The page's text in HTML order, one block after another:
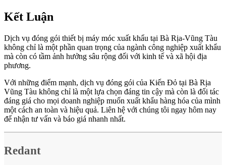
Kết Luận
Dịch vụ đóng gói thiết bị máy móc xuất khẩu tại Bà Rịa-Vũng Tàu
không chỉ là một phần quan trọng của ngành công nghiệp xuất khẩu
mà còn có tầm ảnh hưởng sâu rộng đối với kinh tế và xã hội địa
phương.
Với những điểm mạnh, dịch vụ đóng gói của Kiến Đỏ tại Bà Rịa
Vũng Tàu không chỉ là một lựa chọn đáng tin cậy mà còn là đối tác
đáng giá cho mọi doanh nghiệp muốn xuất khẩu hàng hóa của mình
một cách an toàn và hiệu quả. Liên hệ với chúng tôi ngay hôm nay
để nhận tư vấn và báo giá nhanh nhất.
Redant